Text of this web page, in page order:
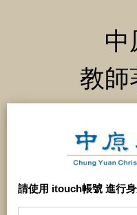
中
教師
請使用 itouch帳號 進行